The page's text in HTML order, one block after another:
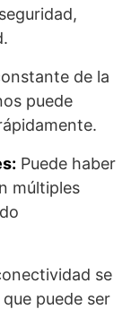
de la
puede
Puede haber
múltiples
se
puede ser